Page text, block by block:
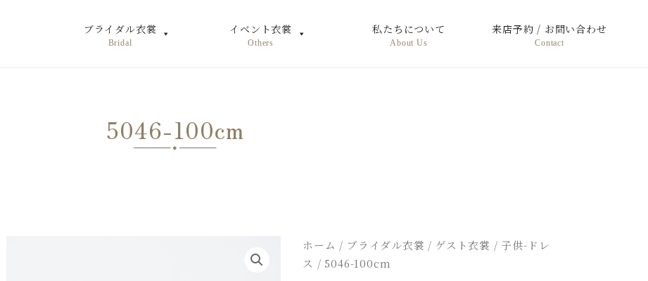
ブライダル衣裳
Bridal
イベント衣裳
Others
私たちについて
About Us
来店予約 / お問い合わせ
Contact
5046-100cm
ホーム / ブライダル衣裳 / ゲスト衣裳 / 子供-ドレ
ス / 5046-100cm